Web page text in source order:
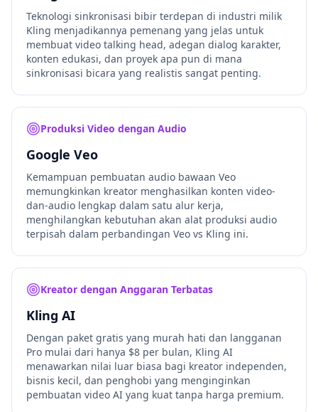
Teknologi sinkronisasi bibir terdepan di industri milik
Kling menjadikannya pemenang yang jelas untuk
membuat video talking head, adegan dialog karakter,
konten edukasi, dan proyek apa pun di mana
sinkronisasi bicara yang realistis sangat penting.
Produksi Video dengan Audio
Google Veo
Kemampuan pembuatan audio bawaan Veo
memungkinkan kreator menghasilkan konten video-
dan-audio lengkap dalam satu alur kerja,
menghilangkan kebutuhan akan alat produksi audio
terpisah dalam perbandingan Veo vs Kling ini.
Kreator dengan Anggaran Terbatas
Kling AI
Dengan paket gratis yang murah hati dan langganan
Pro mulai dari hanya $8 per bulan, Kling AI
menawarkan nilai luar biasa bagi kreator independen,
bisnis kecil, dan penghobi yang menginginkan
pembuatan video AI yang kuat tanpa harga premium.